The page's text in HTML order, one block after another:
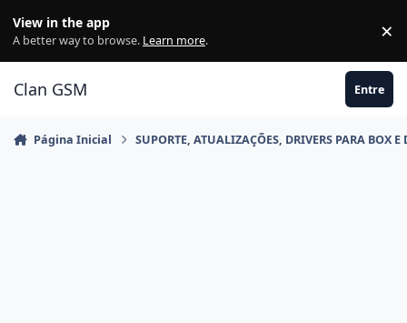
View in the app
A better way to browse. Learn more. ×
Clan GSM Entre
Página Inicial SUPORTE, ATUALIZAÇÕES, DRIVERS PARA BOX E